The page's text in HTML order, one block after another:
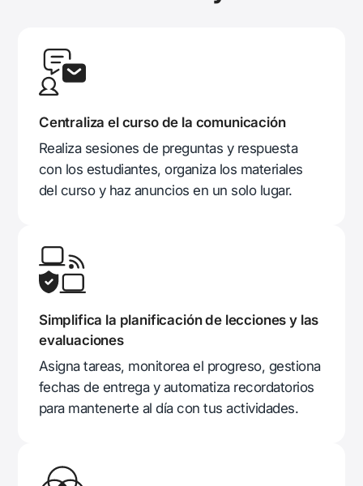
Centraliza el curso de la comunicación
Realiza sesiones de preguntas y respuesta
con los estudiantes, organiza los materiales
del curso y haz anuncios en un solo lugar.
Simplifica la planificación de lecciones y las
evaluaciones
Asigna tareas, monitorea el progreso, gestiona
fechas de entrega y automatiza recordatorios
para mantenerte al día con tus actividades.